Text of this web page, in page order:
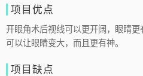
项目优点
开眼角术后视线可以更开阔，眼睛更
可以让眼睛变大，而且更有神。
项目缺点